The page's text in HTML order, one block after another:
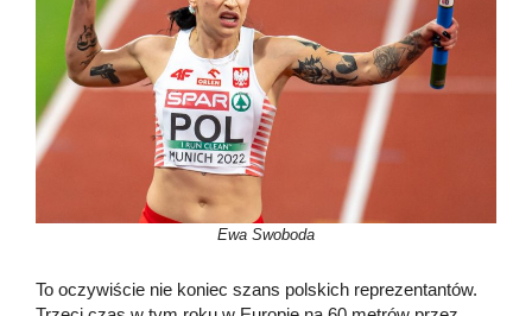
Ewa Swoboda
To oczywiście nie koniec szans polskich reprezentantów.